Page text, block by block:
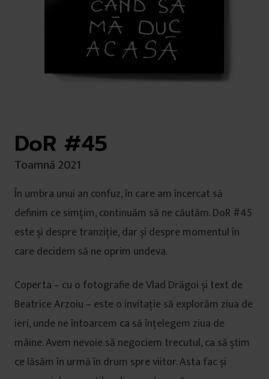
DoR #45
Toamnă 2021
În umbra unui an confuz, în care am încercat să
definim ce simțim, continuăm să ne căutăm. DoR #45
este și despre tranziție, dar și despre momentul în
care decidem să ne oprim undeva.
Coperta – cu o fotografie de Vlad Drăgoi și text de
Beatrice Arzoiu – este o invitație să explorăm ziua de
ieri, unde ne întoarcem ca să înțelegem ziua de
mâine.Avem nevoie să negociem trecutul, ca să știm
ce lăsăm în urmă în drum spre viitor. Asta fac și